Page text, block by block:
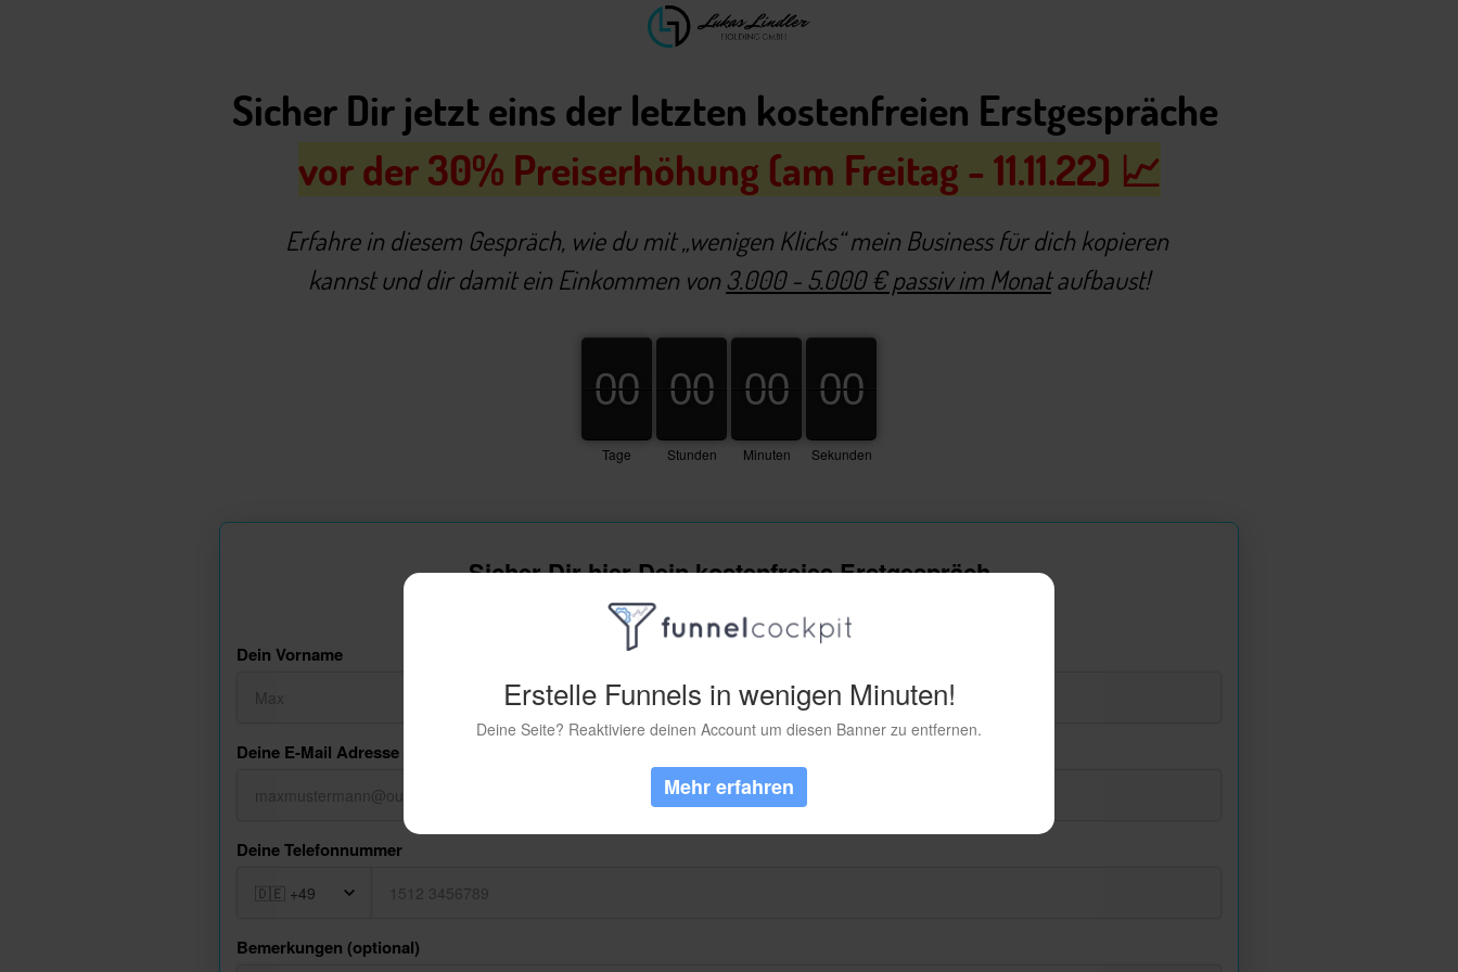
Sicher Dir jetzt eins der letzten kostenfreien Erstgespräche
vor der 30% Preiserhöhung (am Freitag - 11.11.22) 📈
Erfahre in diesem Gespräch, wie du mit „wenigen Klicks“ mein Business für dich kopieren
kannst und dir damit ein Einkommen von3.000 - 5.000 € passiv im Monataufbaust!
00
00
00
Tage
00
00
00
Stunden
00
00
00
Minuten
00
00
00
Sekunden
Sicher Dir hier Dein kostenfreies Erstgespräch
Dein Vorname
Deine E-Mail Adresse
Deine Telefonnummer
Bemerkungen (optional)
Erstelle Funnels in wenigen Minuten!
Deine Seite? Reaktiviere deinen Account um diesen Banner zu entfernen.
Mehr erfahren